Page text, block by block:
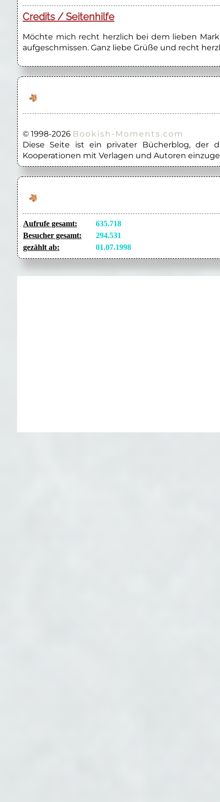
Credits / Seitenhilfe
Möchte mich recht herzlich bei dem lieben
aufgeschmissen. Ganz liebe Grüße und recht
© 1998-2026 Bookish-Moments.com
Diese Seite ist ein privater Bücherblog, der
Kooperationen mit Verlagen und Autoren
Aufrufe gesamt:
635.718
Besucher gesamt:
294.531
gezählt ab:
01.07.1998